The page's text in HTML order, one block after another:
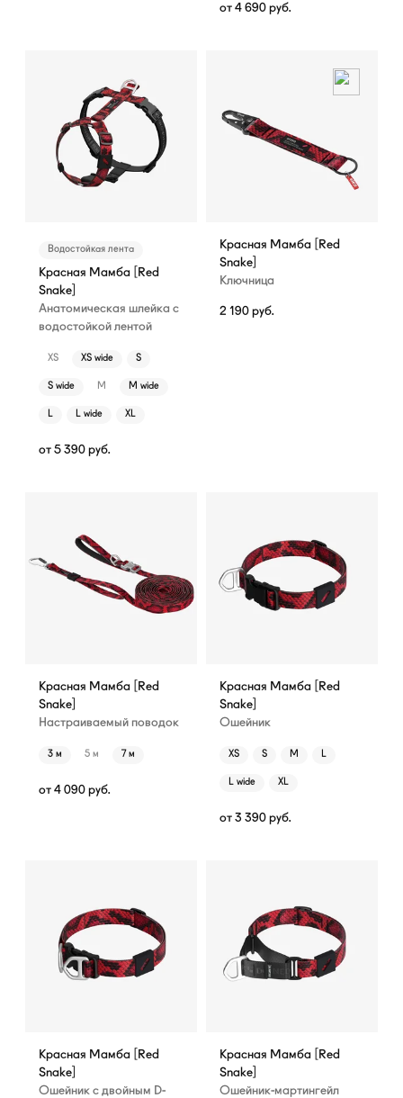
от 4 690 руб.
Водостойкая лента
Красная Мамба [Red
Snake]
Анатомическая шлейка с
водостойкой лентой
XS XS wide S
S wide M M wide
L L wide XL
от 5 390 руб.
Красная Мамба [Red
Snake]
Ключница
2 190 руб.
Красная Мамба [Red
Snake]
Настраиваемый поводок
3 м 5 м 7 м
от 4 090 руб.
Красная Мамба [Red
Snake]
Ошейник
XS S M L
L wide XL
от 3 390 руб.
Красная Мамба [Red
Snake]
Ошейник с двойным D-
Красная Мамба [Red
Snake]
Ошейник-мартингейл